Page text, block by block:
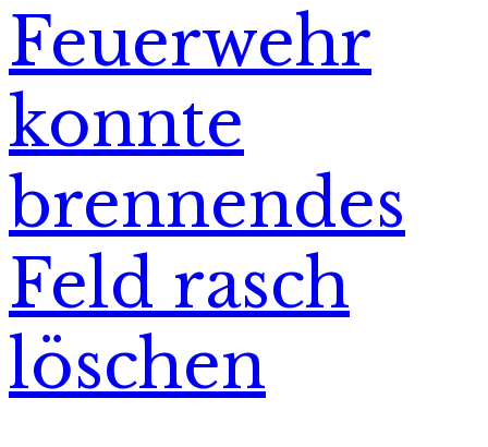
Feuerwehr
konnte
brennendes
Feld rasch
löschen